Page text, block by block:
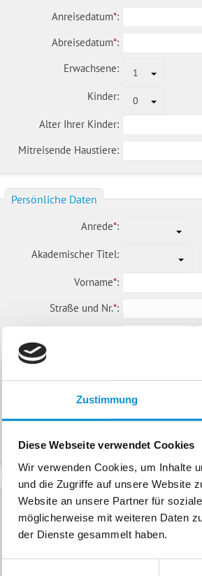
Zustimmung
Diese Webseite verwendet Cookies
Wir verwenden Cookies, um Inhalte
und die Zugriffe auf unsere Website
Website an unsere Partner für
möglicherweise mit weiteren Daten
der Dienste gesammelt haben.
Anreisedatum*:
Abreisedatum*:
Erwachsene:
1
Kinder: 0
Alter Ihrer Kinder:
Mitreisende Haustiere:
Persönliche Daten
Anrede*:
Akademischer Titel:
Vorname*:
Straße und Nr.*:
E-Mail:
Freier Kommentar an Vermieter